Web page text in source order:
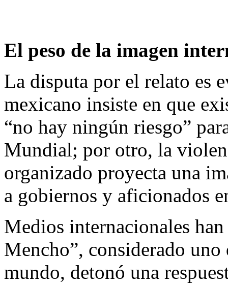
El peso de la imagen
La disputa por el relato es
mexicano insiste en que
“no hay ningún riesgo”
Mundial; por otro, la
organizado proyecta una
a gobiernos y aficionados
Medios internacionales
Mencho”, considerado
mundo, detonó una